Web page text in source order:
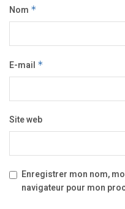
Nom *
E-mail *
Site web
Enregistrer mon nom,
navigateur pour mon